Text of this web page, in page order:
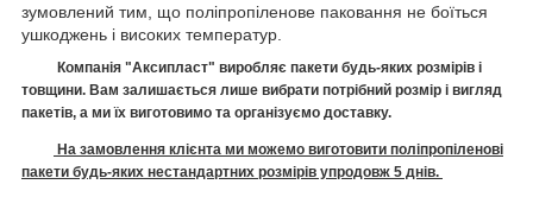
зумовлений тим, що поліпропіленове паковання не боїться
ушкоджень і високих температур.
Компанія "Аксипласт" виробляє пакети будь-яких розмірів і
товщини. Вам залишається лише вибрати потрібний розмір і вигляд
пакетів, а ми їх виготовимо та організуємо доставку.
На замовлення клієнта ми можемо виготовити поліпропіленові
пакети будь-яких нестандартних розмірів упродовж 5 днів.